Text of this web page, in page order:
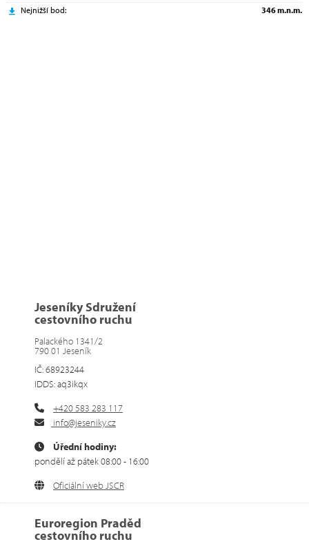
Nejnižší bod:
346 m.n.m.
Jeseníky Sdružení
cestovního ruchu
Palackého 1341/2
790 01 Jeseník
IČ: 68923244
IDDS: aq3ikqx
+420 583 283 117
info@jeseniky.cz
Úřední hodiny:
pondělí až pátek 08:00 - 16:00
Oficiální web JSCR
Euroregion Praděd
cestovního ruchu